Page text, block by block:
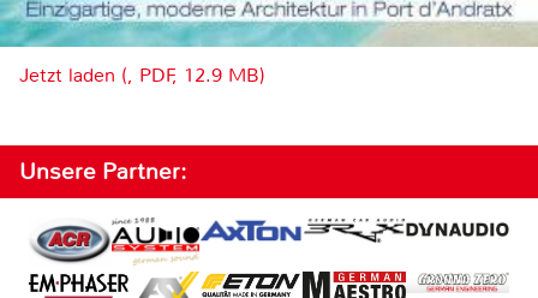
Jetzt laden (, PDF, 12.9 MB)
Unsere Partner: